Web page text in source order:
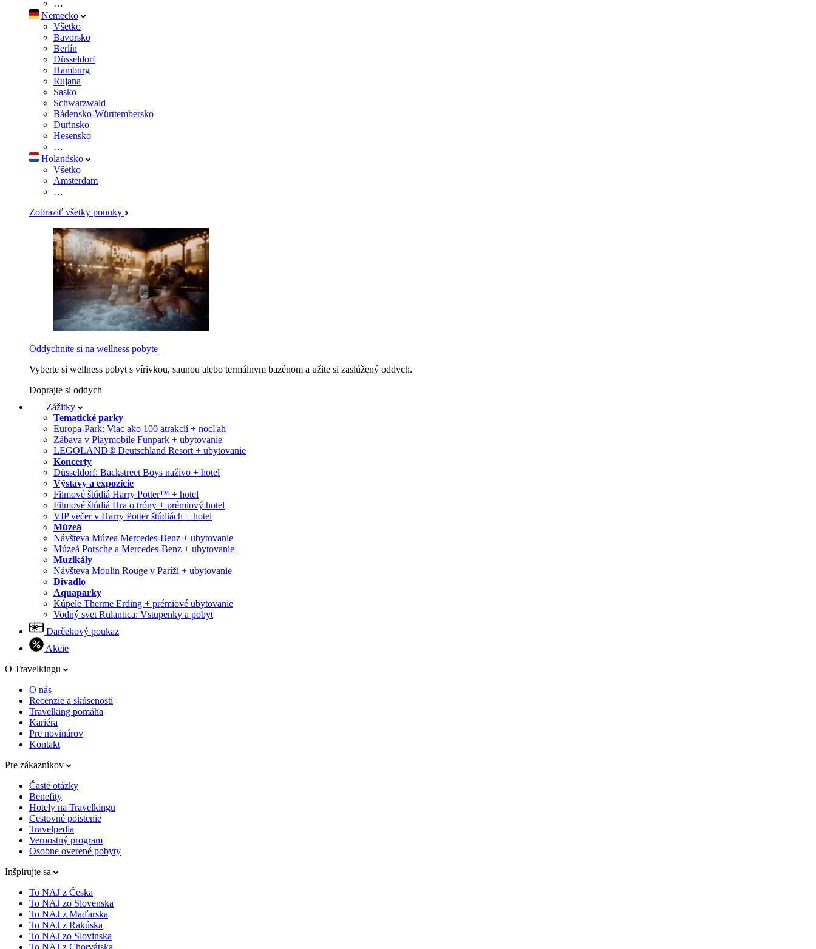
…
Nemecko
Všetko
Bavorsko
Berlín
Düsseldorf
Hamburg
Rujana
Sasko
Schwarzwald
Bádensko-Württembersko
Durínsko
Hesensko
…
Holandsko
Všetko
Amsterdam
…
Zobraziť všetky ponuky
Oddýchnite si na wellness pobyte
Vyberte si wellness pobyt s vírivkou, saunou alebo termálnym bazénom a užite si zaslúžený oddych.
Doprajte si oddych
Zážitky
Tematické parky
Europa-Park: Viac ako 100 atrakcií + nocľah
Zábava v Playmobile Funpark + ubytovanie
LEGOLAND® Deutschland Resort + ubytovanie
Koncerty
Düsseldorf: Backstreet Boys naživo + hotel
Výstavy a expozície
Filmové štúdiá Harry Potter™ + hotel
Filmové štúdiá Hra o tróny + prémiový hotel
VIP večer v Harry Potter štúdiách + hotel
Múzeá
Návšteva Múzea Mercedes-Benz + ubytovanie
Múzeá Porsche a Mercedes-Benz + ubytovanie
Muzikály
Návšteva Moulin Rouge v Paríži + ubytovanie
Divadlo
Aquaparky
Kúpele Therme Erding + prémiové ubytovanie
Vodný svet Rulantica: Vstupenky a pobyt
Darčekový poukaz
Akcie
O Travelkingu
O nás
Recenzie a skúsenosti
Travelking pomáha
Kariéra
Pre novinárov
Kontakt
Pre zákazníkov
Časté otázky
Benefity
Hotely na Travelkingu
Cestovné poistenie
Travelpedia
Vernostný program
Osobne overené pobyty
Inšpirujte sa
To NAJ z Česka
To NAJ zo Slovenska
To NAJ z Maďarska
To NAJ z Rakúska
To NAJ zo Slovinska
To NAJ z Chorvátska